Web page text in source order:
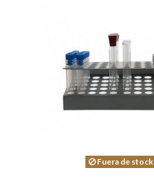
Fuera de stock